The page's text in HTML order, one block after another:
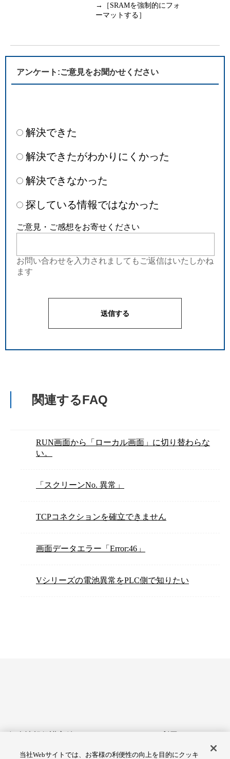
→［SRAMを強制的にフォ
ーマットする］
アンケート:ご意見をお聞かせください
解決できた
解決できたがわかりにくかった
解決できなかった
探している情報ではなかった
ご意見・ご感想をお寄せください
お問い合わせを入力されましてもご返信はいたしかね
ます
関連するFAQ
RUN画面から「ローカル画面」に切り替わらな
い。
「スクリーンNo. 異常」
TCPコネクションを確立できません
画面データエラー「Error:46」
Vシリーズの電池異常をPLC側で知りたい
当社Webサイトでは、お客様の利便性の向上を目的にクッキ